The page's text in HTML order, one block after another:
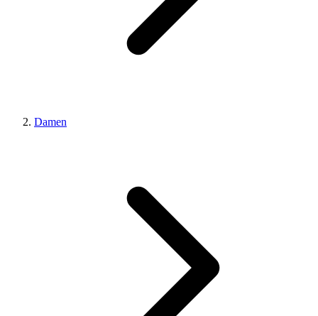
Damen